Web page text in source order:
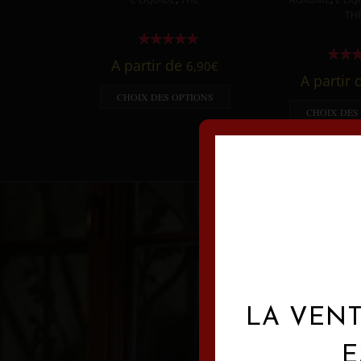
A partir de 6,90€
CHOIX DES OPTIONS
A partir
CHOIX DES
LA